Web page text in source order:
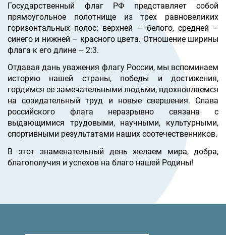
Государственный флаг РФ представляет собой
прямоугольное полотнище из трех равновеликих
горизонтальных полос: верхней – белого, средней –
синего и нижней – красного цвета. Отношение ширины
флага к его длине – 2:3.
Отдавая дань уважения флагу России, мы вспоминаем
историю нашей страны, победы и достижения,
гордимся ее замечательными людьми, вдохновляемся
на созидательный труд и новые свершения. Слава
российского флага неразрывно связана с
выдающимися трудовыми, научными, культурными,
спортивными результатами наших соотечественников.
В этот знаменательный день желаем мира, добра,
благополучия и успехов на благо нашей Родины!